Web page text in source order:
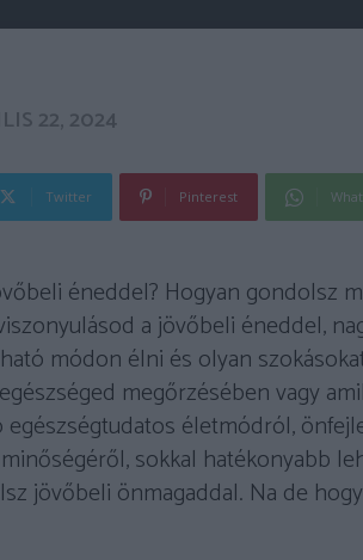
22, 2024
Twitter Pinterest
éneddel? Hogyan gondolsz
a jövőbeli éneddel,
módon élni és olyan
megőrzésében vagy
egészségtudatos életmódról,
sokkal hatékonyabb
jövőbeli önmagaddal. Na de